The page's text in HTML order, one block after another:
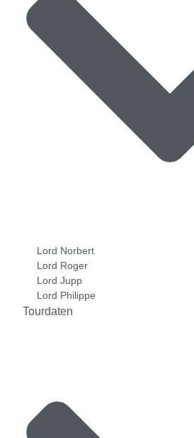
Lord Norbert
Lord Roger
Lord Jupp
Lord Philippe
Tourdaten